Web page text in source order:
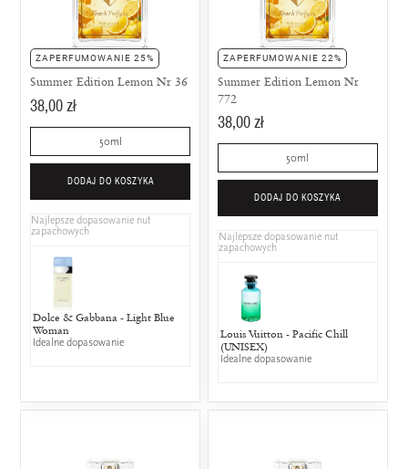
ZAPERFUMOWANIE 25%
Summer Edition Lemon Nr 36
38,00 zł
50ml
DODAJ DO KOSZYKA
Najlepsze dopasowanie nut
zapachowych
Dolce & Gabbana - Light Blue
Woman
Idealne dopasowanie
ZAPERFUMOWANIE 22%
Summer Edition Lemon Nr
772
38,00 zł
50ml
DODAJ DO KOSZYKA
Najlepsze dopasowanie nut
zapachowych
Louis Vuitton - Pacific Chill
(UNISEX)
Idealne dopasowanie